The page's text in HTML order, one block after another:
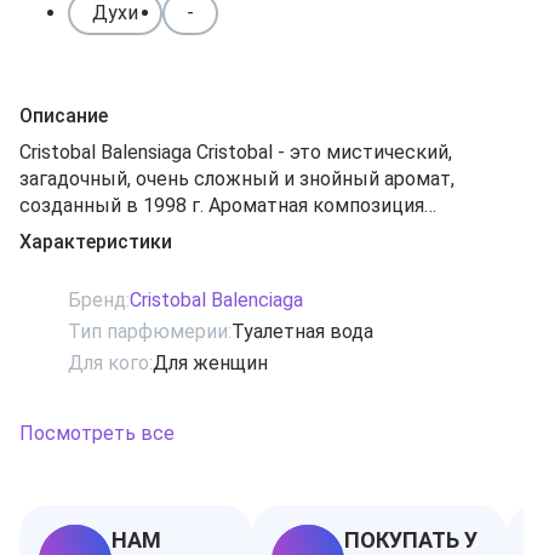
Духи -
Описание
Cristobal Balensiaga Cristobal - это мистический,
загадочный, очень сложный и знойный аромат,
созданный в 1998 г. Ароматная композиция
представляет собой подлинную микстуру из
экзотических, диких растений и цветов. Этот
звучанием восточных нот, разнообразит Вашу жизнь,
добавив в нее ярких цветов и красок. Начальные
ноты представлены благородным бергамотом и
композиции выступает шлейф из пачули, мягкой
Характеристики
Бренд:Cristobal Balenciaga
Тип парфюмерии:Туалетная вода
Для кого:Для женщин
Посмотреть все
НАМ
ПОКУПАТЬ У